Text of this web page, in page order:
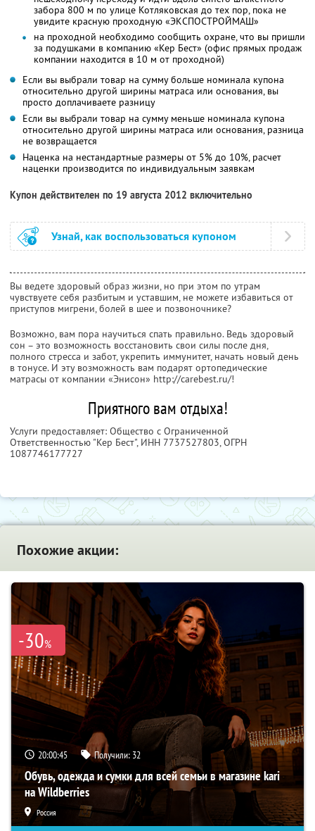
забора 800 м по улице Котляковская до тех пор, пока не
увидите красную проходную «ЭКСПОСТРОЙМАШ»
на проходной необходимо сообщить охране, что вы пришли
за подушками в компанию «Кер Бест» (офис прямых продаж
компании находится в 10 м от проходной)
Если вы выбрали товар на сумму больше номинала купона
относительно другой ширины матраса или основания, вы
просто доплачиваете разницу
Если вы выбрали товар на сумму меньше номинала купона
относительно другой ширины матраса или основания, разница
не возвращается
Наценка на нестандартные размеры от 5% до 10%, расчет
наценки производится по индивидуальным заявкам
Купон действителен по 19 августа 2012 включительно
Узнай, как воспользоваться купоном
Вы ведете здоровый образ жизни, но при этом по утрам
чувствуете себя разбитым и уставшим, не можете избавиться от
приступов мигрени, болей в шее и позвоночнике?
Возможно, вам пора научиться спать правильно. Ведь здоровый
сон – это возможность восстановить свои силы после дня,
полного стресса и забот, укрепить иммунитет, начать новый день
в тонусе. И эту возможность вам подарят ортопедические
матрасы от компании «Энисон» http://carebest.ru/!
Приятного вам отдыха!
Услуги предоставляет: Общество с Ограниченной
Ответственностью "Кер Бест", ИНН 7737527803, ОГРН
1087746177727
Похожие акции:
-30%
20:00:44 Получили: 32
Обувь, одежда и сумки для всей семьи в магазине kari
на Wildberries
Россия